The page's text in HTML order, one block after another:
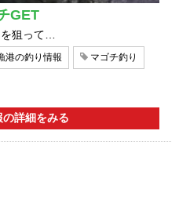
GET
狙って…
港の釣り情報 マゴチ釣り
詳細をみる